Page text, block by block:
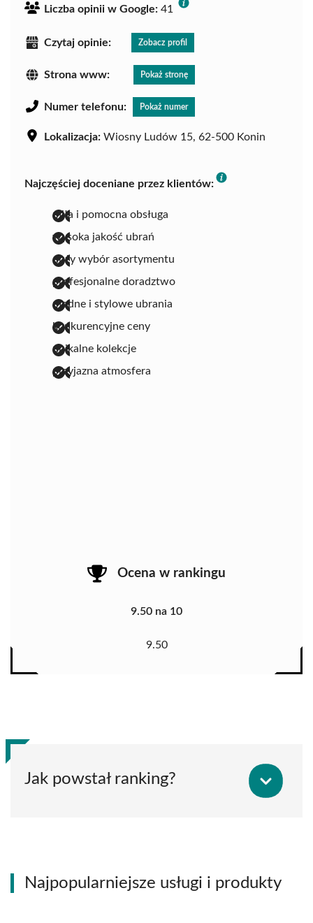
Liczba opinii w Google: 41
Czytaj opinie: Zobacz profil
Strona www: Pokaż stronę
Numer telefonu: Pokaż numer
Lokalizacja: Wiosny Ludów 15, 62-500 Konin
Najczęściej doceniane przez klientów:
miła i pomocna obsługa
wysoka jakość ubrań
duży wybór asortymentu
profesjonalne doradztwo
modne i stylowe ubrania
konkurencyjne ceny
unikalne kolekcje
przyjazna atmosfera
Ocena w rankingu
9.50 na 10
9.50
Jak powstał ranking?
Najpopularniejsze usługi i produkty